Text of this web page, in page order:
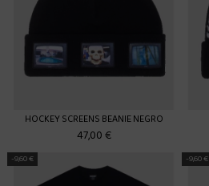
HOCKEY SCREENS BEANIE NEGRO
47,00 €
-9,60 € -9,60 €